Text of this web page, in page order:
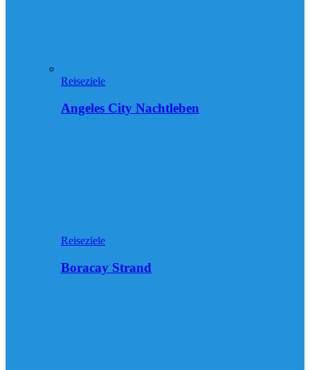
Reiseziele
Angeles City Nachtleben
Reiseziele
Boracay Strand